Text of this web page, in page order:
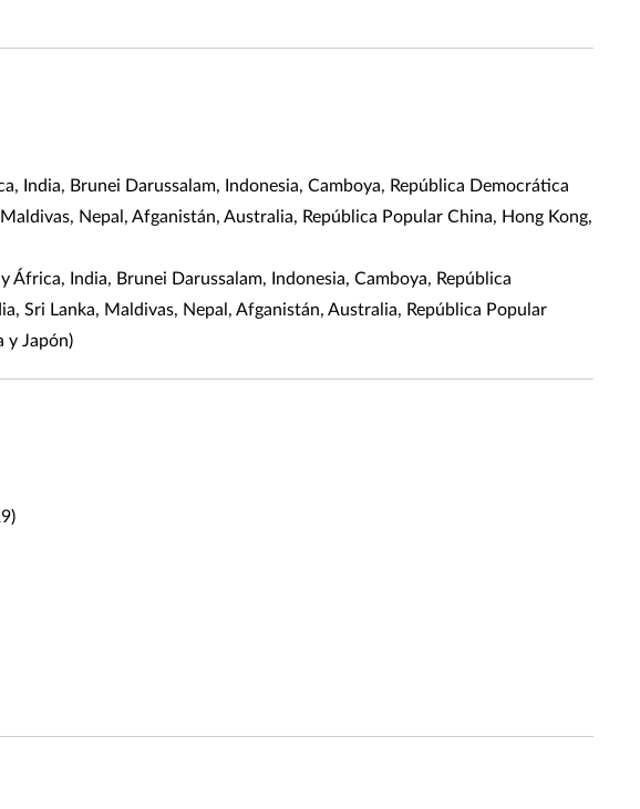
India, Brunei Darussalam, Indonesia, Camboya, República Democrática
Nepal, Afganistán, Australia, República Popular China, Hong Kong,
India, Brunei Darussalam, Indonesia, Camboya, República
Sri Lanka, Maldivas, Nepal, Afganistán, Australia, República Popular
y Japón)